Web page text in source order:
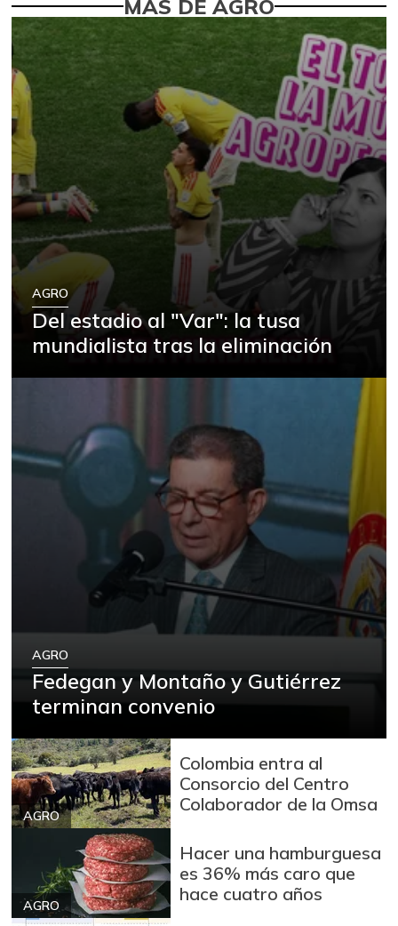
MÁS DE AGRO
AGRO
Del estadio al "Var": la tusa
mundialista tras la eliminación
AGRO
Fedegan y Montaño y Gutiérrez
terminan convenio
AGRO
Colombia entra al
Consorcio del Centro
Colaborador de la Omsa
AGRO
Hacer una hamburguesa
es 36% más caro que
hace cuatro años